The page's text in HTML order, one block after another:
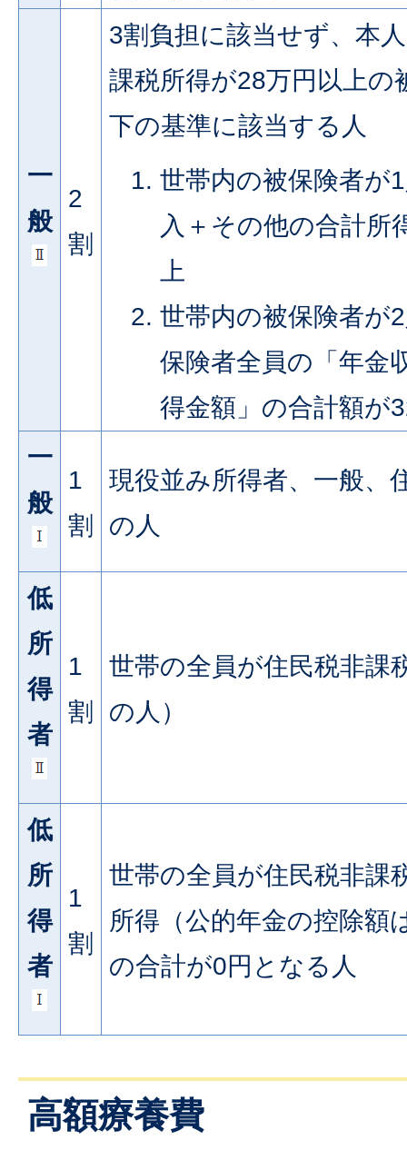
一
般
2
割
3割負担に該当せず、本
課税所得が28万円以上の
下の基準に該当する人
世帯内の被保険者が
入＋その他の合計所
上
世帯内の被保険者が
保険者全員の「年金
得金額」の合計額が
一
般
1
割
現役並み所得者、一般、
の人
低
所
得
者
1
割
世帯の全員が住民税非課
の人）
低
所
得
者
1
割
世帯の全員が住民税非課
所得（公的年金の控除額
の合計が0円となる人
高額療養費